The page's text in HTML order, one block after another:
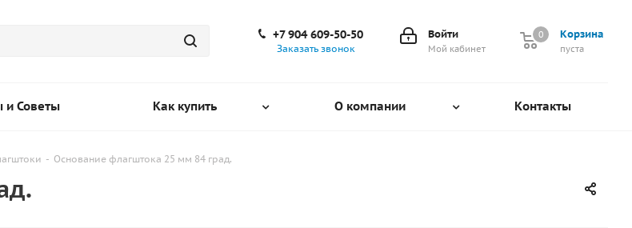
Корзина
0
пуста
0
Войти
Мой кабинет
+7 904 609-50-50
Заказать звонок
и Советы Как купить О компании Контакты
- Основание флагштока 25 мм 84 град.